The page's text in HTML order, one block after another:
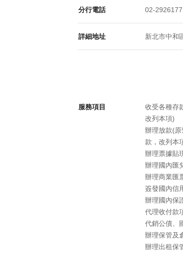
分行電話 02-
詳細地址 新北市中和
服務項目
收受各種存
改列本項)
辦理放款(
款，改列本
辦理票據貼
辦理國內匯
辦理商業匯
簽發國內信
辦理國內保
代理收付款
代銷公債、
辦理保管及
辦理出租保